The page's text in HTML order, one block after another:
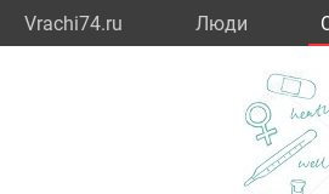
Vrachi74.ru Люди